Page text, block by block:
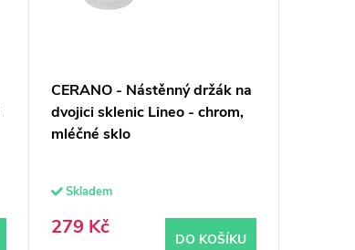
CERANO - Nástěnný držák na
dvojici sklenic Lineo - chrom,
mléčné sklo
Skladem
279 Kč
DO KOŠÍKU